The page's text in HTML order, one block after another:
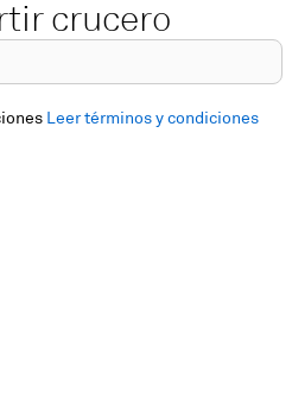
crucero
Leer términos y condiciones